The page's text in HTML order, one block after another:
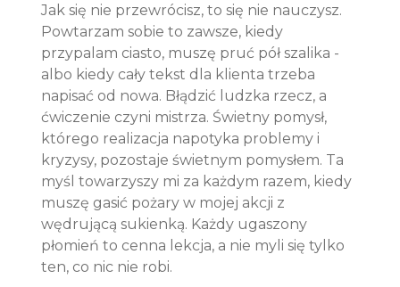
Jak się nie przewrócisz, to się nie nauczysz.
Powtarzam sobie to zawsze, kiedy
przypalam ciasto, muszę pruć pół szalika -
albo kiedy cały tekst dla klienta trzeba
napisać od nowa. Błądzić ludzka rzecz, a
ćwiczenie czyni mistrza. Świetny pomysł,
którego realizacja napotyka problemy i
kryzysy, pozostaje świetnym pomysłem. Ta
myśl towarzyszy mi za każdym razem, kiedy
muszę gasić pożary w mojej akcji z
wędrującą sukienką. Każdy ugaszony
płomień to cenna lekcja, a nie myli się tylko
ten, co nic nie robi.